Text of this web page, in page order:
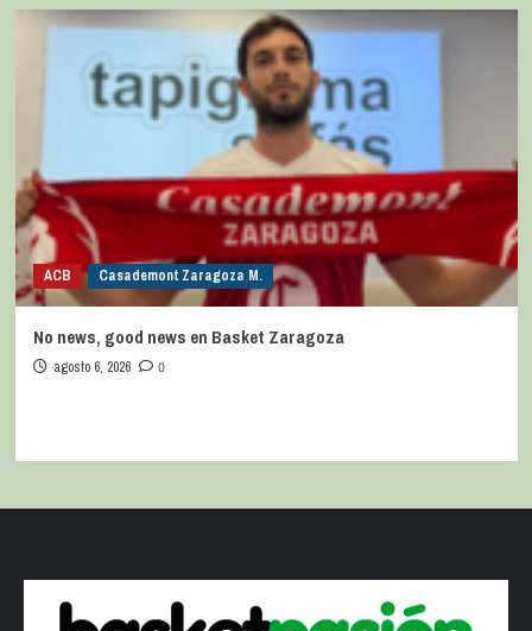
ACB Casademont Zaragoza M.
No news, good news en Basket Zaragoza
agosto 6, 2026 0